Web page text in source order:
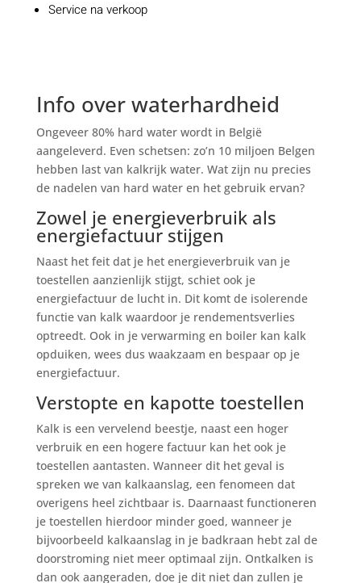
Service na verkoop
Info over waterhardheid
Ongeveer 80% hard water wordt in België
aangeleverd. Even schetsen: zo’n 10 miljoen Belgen
hebben last van kalkrijk water. Wat zijn nu precies
de nadelen van hard water en het gebruik ervan?
Zowel je energieverbruik als
energiefactuur stijgen
Naast het feit dat je het energieverbruik van je
toestellen aanzienlijk stijgt, schiet ook je
energiefactuur de lucht in. Dit komt de isolerende
functie van kalk waardoor je rendementsverlies
optreedt. Ook in je verwarming en boiler kan kalk
opduiken, wees dus waakzaam en bespaar op je
energiefactuur.
Verstopte en kapotte toestellen
Kalk is een vervelend beestje, naast een hoger
verbruik en een hogere factuur kan het ook je
toestellen aantasten. Wanneer dit het geval is
spreken we van kalkaanslag, een fenomeen dat
overigens heel zichtbaar is. Daarnaast functioneren
je toestellen hierdoor minder goed, wanneer je
bijvoorbeeld kalkaanslag in je badkraan hebt zal de
doorstroming niet meer optimaal zijn. Ontkalken is
dan ook aangeraden, doe je dit niet dan zullen je